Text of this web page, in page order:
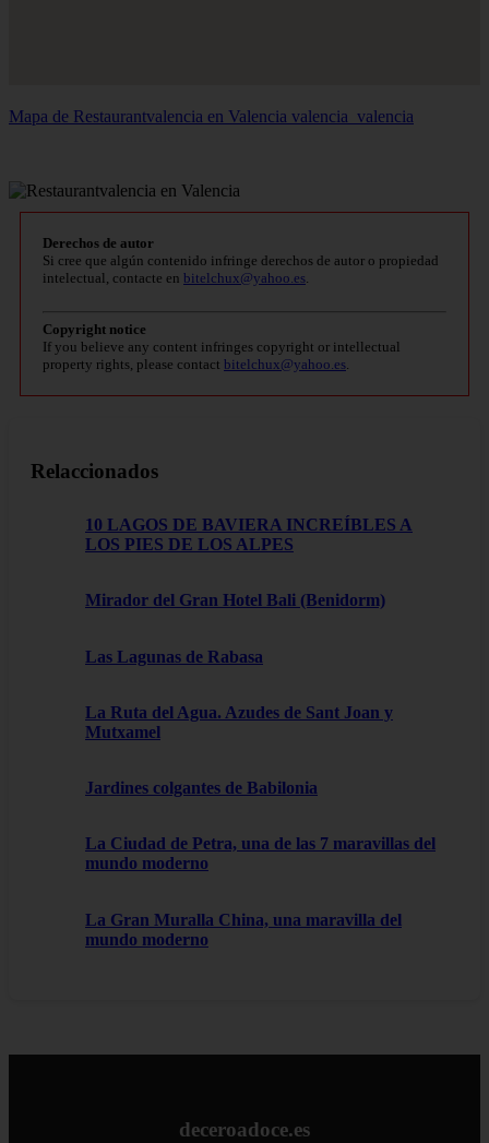
Mapa de Restaurantvalencia en Valencia valencia_valencia
Derechos de autor
Si cree que algún contenido infringe derechos de autor o propiedad
intelectual, contacte en bitelchux@yahoo.es
Copyright notice
If you believe any content infringes copyright or intellectual
property rights, please contact bitelchux@yahoo.es
Relaccionados
10 LAGOS DE BAVIERA INCREÍBLES A
LOS PIES DE LOS ALPES
Mirador del Gran Hotel Bali (Benidorm)
Las Lagunas de Rabasa
La Ruta del Agua. Azudes de Sant Joan y
Mutxamel
Jardines colgantes de Babilonia
La Ciudad de Petra, una de las 7 maravillas del
mundo moderno
La Gran Muralla China, una maravilla del
mundo moderno
deceroadoce.es